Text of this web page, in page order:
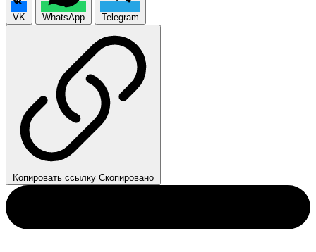
VK WhatsApp Telegram
Копировать ссылку Скопировано